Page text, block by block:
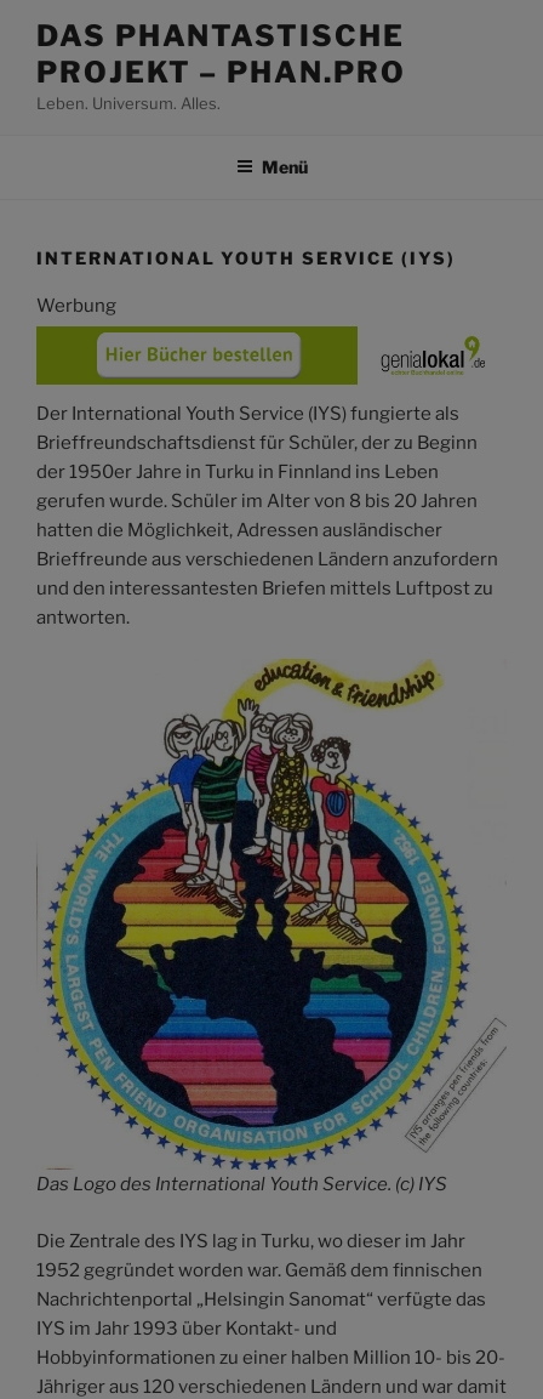
Inhalt
springen
DAS PHANTASTISCHE
PROJEKT – PHAN.PRO
Leben. Universum. Alles.
Menü
INTERNATIONAL YOUTH SERVICE (IYS)
Werbung
Der International Youth Service (IYS) fungierte als
Brieffreundschaftsdienst für Schüler, der zu Beginn
der 1950er Jahre in Turku in Finnland ins Leben
gerufen wurde. Schüler im Alter von 8 bis 20 Jahren
hatten die Möglichkeit, Adressen ausländischer
Brieffreunde aus verschiedenen Ländern anzufordern
und den interessantesten Briefen mittels Luftpost zu
antworten.
Das Logo des International Youth Service. (c) IYS
Die Zentrale des IYS lag in Turku, wo dieser im Jahr
1952 gegründet worden war. Gemäß dem finnischen
Nachrichtenportal „Helsingin Sanomat“ verfügte das
IYS im Jahr 1993 über Kontakt- und
Hobbyinformationen zu einer halben Million 10- bis 20-
Jähriger aus 120 verschiedenen Ländern und war damit